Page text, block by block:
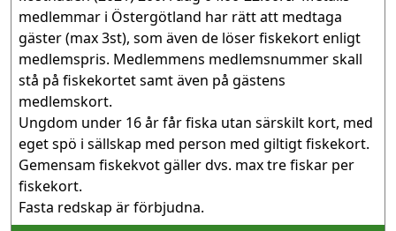
medlemmar i Östergötland har rätt att medtaga
gäster (max 3st), som även de löser fiskekort enligt
medlemspris. Medlemmens medlemsnummer skall
stå på fiskekortet samt även på gästens
medlemskort.
Ungdom under 16 år får fiska utan särskilt kort, med
eget spö i sällskap med person med giltigt fiskekort.
Gemensam fiskekvot gäller dvs. max tre fiskar per
fiskekort.